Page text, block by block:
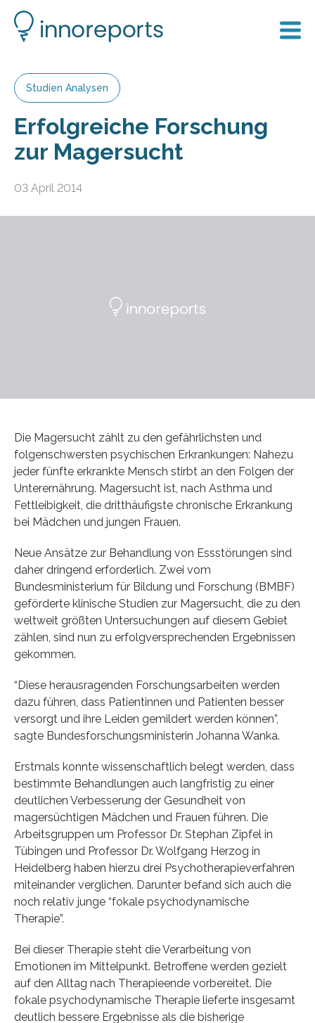
Studien Analysen
Erfolgreiche Forschung
zur Magersucht
03 April 2014
Die Magersucht zählt zu den gefährlichsten und
folgenschwersten psychischen Erkrankungen: Nahezu
jeder fünfte erkrankte Mensch stirbt an den Folgen der
Unterernährung. Magersucht ist, nach Asthma und
Fettleibigkeit, die dritthäufigste chronische Erkrankung
bei Mädchen und jungen Frauen.
Neue Ansätze zur Behandlung von Essstörungen sind
daher dringend erforderlich. Zwei vom
Bundesministerium für Bildung und Forschung (BMBF)
geförderte klinische Studien zur Magersucht, die zu den
weltweit größten Untersuchungen auf diesem Gebiet
zählen, sind nun zu erfolgversprechenden Ergebnissen
gekommen.
“Diese herausragenden Forschungsarbeiten werden
dazu führen, dass Patientinnen und Patienten besser
versorgt und ihre Leiden gemildert werden können”,
sagte Bundesforschungsministerin Johanna Wanka.
Erstmals konnte wissenschaftlich belegt werden, dass
bestimmte Behandlungen auch langfristig zu einer
deutlichen Verbesserung der Gesundheit von
magersüchtigen Mädchen und Frauen führen. Die
Arbeitsgruppen um Professor Dr. Stephan Zipfel in
Tübingen und Professor Dr. Wolfgang Herzog in
Heidelberg haben hierzu drei Psychotherapieverfahren
miteinander verglichen. Darunter befand sich auch die
noch relativ junge “fokale psychodynamische
Therapie”.
Bei dieser Therapie steht die Verarbeitung von
Emotionen im Mittelpunkt. Betroffene werden gezielt
auf den Alltag nach Therapieende vorbereitet. Die
fokale psychodynamische Therapie lieferte insgesamt
deutlich bessere Ergebnisse als die bisherige